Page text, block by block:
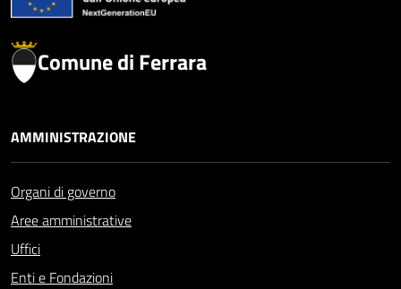
Comune di Ferrara
AMMINISTRAZIONE
Organi di governo
Aree amministrative
Uffici
Enti e Fondazioni